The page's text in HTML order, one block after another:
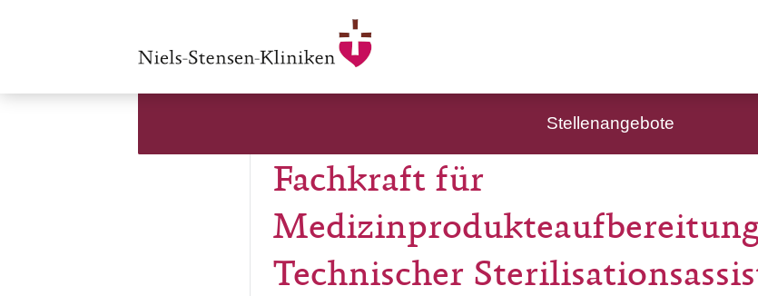
Stellenangebote
Fachkraft für
Technischer